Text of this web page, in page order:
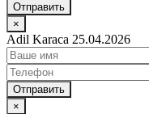
Отправить
×
Adil Karaca 25.04.2026
Отправить
×